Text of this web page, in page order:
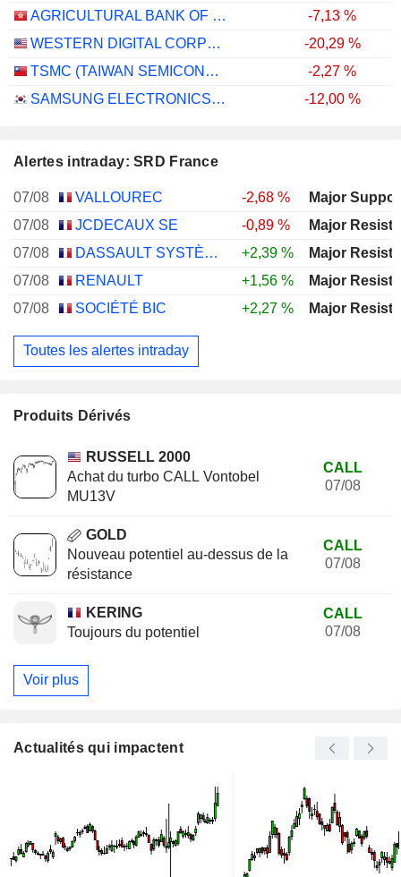
AGRICULTURAL BANK OF CHINA LIMITED
-7,13 %
WESTERN DIGITAL CORPORATION
-20,29 %
TSMC (TAIWAN SEMICONDUCTOR MANUFACTURING COMPANY)
-2,27 %
SAMSUNG ELECTRONICS CO., LTD.
-12,00 %
Alertes intraday: SRD France
07/08 VALLOUREC
-2,68 %
07/08
JCDECAUX SE
-0,89 %
07/08
DASSAULT SYSTÈMES SE
+2,39 %
07/08
RENAULT
+1,56 %
07/08
SOCIÉTÉ BIC +2,27 %
Toutes les alertes intraday
Produits Dérivés
RUSSELL 2000
Achat du turbo CALL Vontobel
MU13V
CALL
07/08
GOLD
Nouveau potentiel au-dessus de la
résistance
CALL
07/08
KERING
Toujours du potentiel
CALL
07/08
Voir plus
Actualités qui impactent